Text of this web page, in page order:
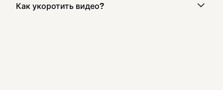
Как укоротить видео?